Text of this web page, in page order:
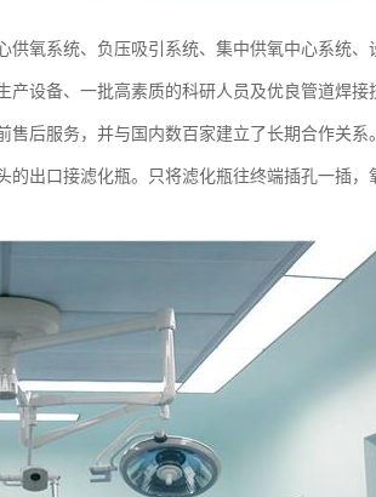
氧系统、负压吸引系统、集中供氧中心系统
设备、一批高素质的科研人员及优良管道焊
后服务，并与国内数百家建立了长期合作关
出口接滤化瓶。只将滤化瓶往终端插孔一插